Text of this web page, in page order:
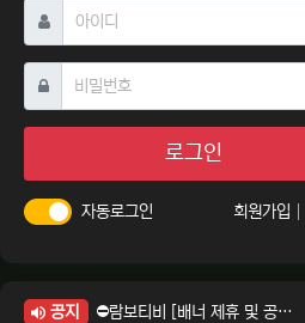
아이디 필수
비밀번호필수
로그인
자동로그인 회원가입
공지
⛔람보티비 [배너 제휴 및 공식 입점 문의 안내]